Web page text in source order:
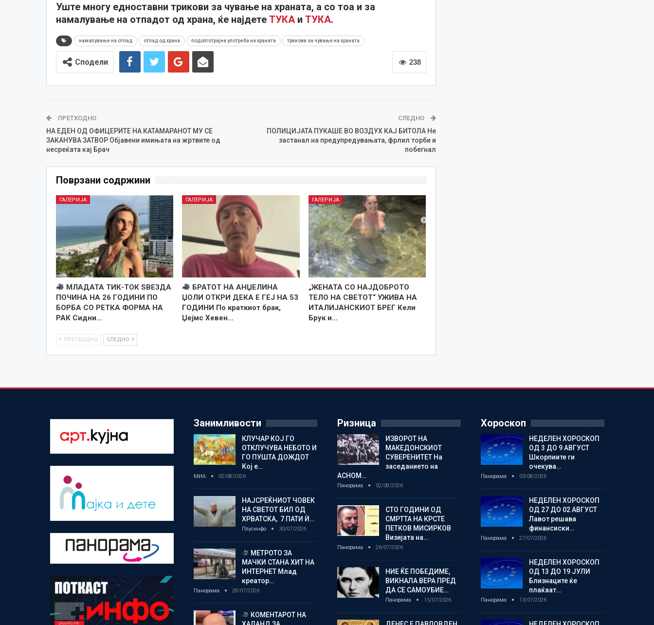
Уште многу едноставни трикови за чување на храната, а со тоа и за
намалување на отпадот од храна, ќе најдетеТУКАи ТУКА.
намалување на отпад отпад од храна подолготрајна употреба на храната трикови за чување на храната
238
Сподели
ПРЕТХОДНО
НА ЕДЕН ОД ОФИЦЕРИТЕ НА КАТАМАРАНОТ МУ СЕ
ЗАКАНУВА ЗАТВОР Објавени имињата на жртвите од
несреќата кај Брач
СЛЕДНО
ПОЛИЦИЈАТА ПУКАШЕ ВО ВОЗДУХ КАЈ БИТОЛА Не
застанал на предупредувањата, фрлил торби и
побегнал
Поврзани содржини
ГАЛЕРИЈА
МЛАДАТА ТИК-ТОК ЅВЕЗДА
ПОЧИНА НА 26 ГОДИНИ ПО
БОРБА СО РЕТКА ФОРМА НА
РАК Сидни…
ГАЛЕРИЈА
БРАТОТ НА АНЏЕЛИНА
ЏОЛИ ОТКРИ ДЕКА Е ГЕЈ НА 53
ГОДИНИ По краткиот брак,
Џејмс Хевен…
ГАЛЕРИЈА
„ЖЕНАТА СО НАЈДОБРОТО
ТЕЛО НА СВЕТОТ“ УЖИВА НА
ИТАЛИЈАНСКИОТ БРЕГ Кели
Брук и…
ПРЕТХОДНО СЛЕДНО
Занимливости
КЛУЧАР КОЈ ГО
ОТКЛУЧУВА НЕБОТО И
ГО ПУШТА ДОЖДОТ
Кој е…
МИА 02/08/2026
НАЈСРЕЌНИОТ ЧОВЕК
НА СВЕТОТ БИЛ ОД
ХРВАТСКА, 7 ПАТИ Ѝ…
Плусинфо 30/07/2026
МЕТРОТО ЗА
МАЧКИ СТАНА ХИТ НА
ИНТЕРНЕТ Млад
креатор…
Панорама 28/07/2026
КОМЕНТАРОТ НА
Ризница
ИЗВОРОТ НА
МАКЕДОНСКИОТ
СУВЕРЕНИТЕТ На
заседанието на
АСНОМ…
Панорама 02/08/2026
СТО ГОДИНИ ОД
СМРТТА НА КРСТЕ
ПЕТКОВ МИСИРКОВ
Визијата на…
Панорама 26/07/2026
НИЕ ЌЕ ПОБЕДИМЕ,
ВИКНАЛА ВЕРА ПРЕД
ДА СЕ САМОУБИЕ…
Панорама 15/07/2026
Хороскоп
НЕДЕЛЕН ХОРОСКОП
ОД 3 ДО 9 АВГУСТ
Шкорпиите ги
очекува…
Панорама 03/08/2026
НЕДЕЛЕН ХОРОСКОП
ОД 27 ДО 02 АВГУСТ
Лавот решава
финансиски…
Панорама 27/07/2026
НЕДЕЛЕН ХОРОСКОП
ОД 13 ДО 19 ЈУЛИ
Близнаците ќе
плаќаат…
Панорама 13/07/2026